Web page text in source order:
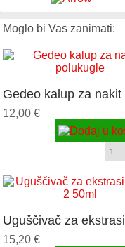
Moglo bi Vas zanimati:
Gedeo kalup za nakit
polukugle
12,00 €
Uguščivač za ekstrasil
RTV-2 50ml
15,20 €